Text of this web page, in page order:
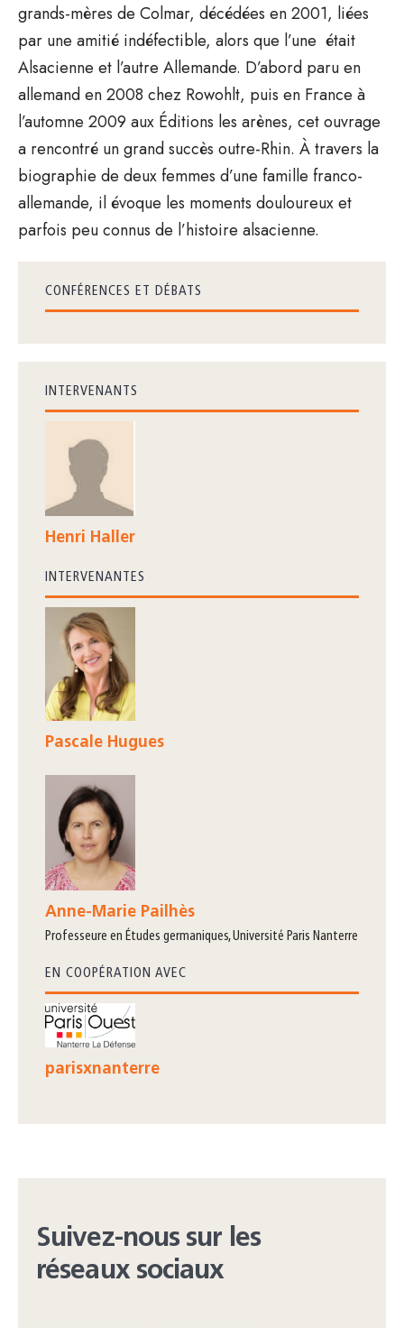
grands-mères de Colmar, décédées en 2001, liées
par une amitié indéfectible, alors que l’une était
Alsacienne et l’autre Allemande. D’abord paru en
allemand en 2008 chez Rowohlt, puis en France à
l’automne 2009 aux Éditions les arènes, cet ouvrage
a rencontré un grand succès outre-Rhin. À travers la
biographie de deux femmes d’une famille franco-
allemande, il évoque les moments douloureux et
parfois peu connus de l’histoire alsacienne.
CONFÉRENCES ET DÉBATS
INTERVENANTS
Henri Haller
INTERVENANTES
Pascale Hugues
Anne-Marie Pailhès
professeure en Études germaniques, Université Paris Nanterre
EN COOPÉRATION AVEC
parisxnanterre
Suivez-nous sur les
réseaux sociaux